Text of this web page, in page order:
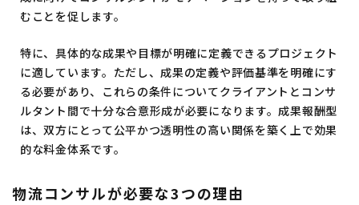
むことを促します。
特に、具体的な成果や目標が明確に定義できるプロジェクト
に適しています。ただし、成果の定義や評価基準を明確にす
る必要があり、これらの条件についてクライアントとコンサ
ルタント間で十分な合意形成が必要になります。成果報酬型
は、双方にとって公平かつ透明性の高い関係を築く上で効果
的な料金体系です。
物流コンサルが必要な3つの理由